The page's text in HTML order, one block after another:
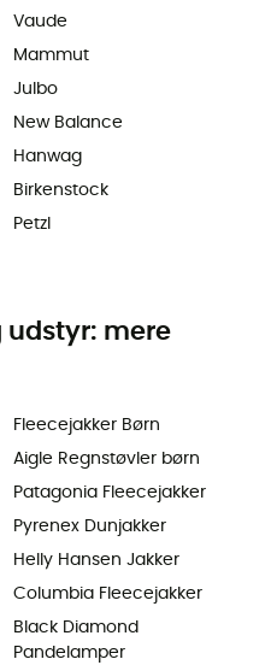
Vaude
Mammut
Julbo
New Balance
Hanwag
Birkenstock
Petzl
udstyr: mere
Fleecejakker Børn
Aigle Regnstøvler børn
Patagonia Fleecejakker
Pyrenex Dunjakker
Helly Hansen Jakker
Columbia Fleecejakker
Black Diamond
Pandelamper